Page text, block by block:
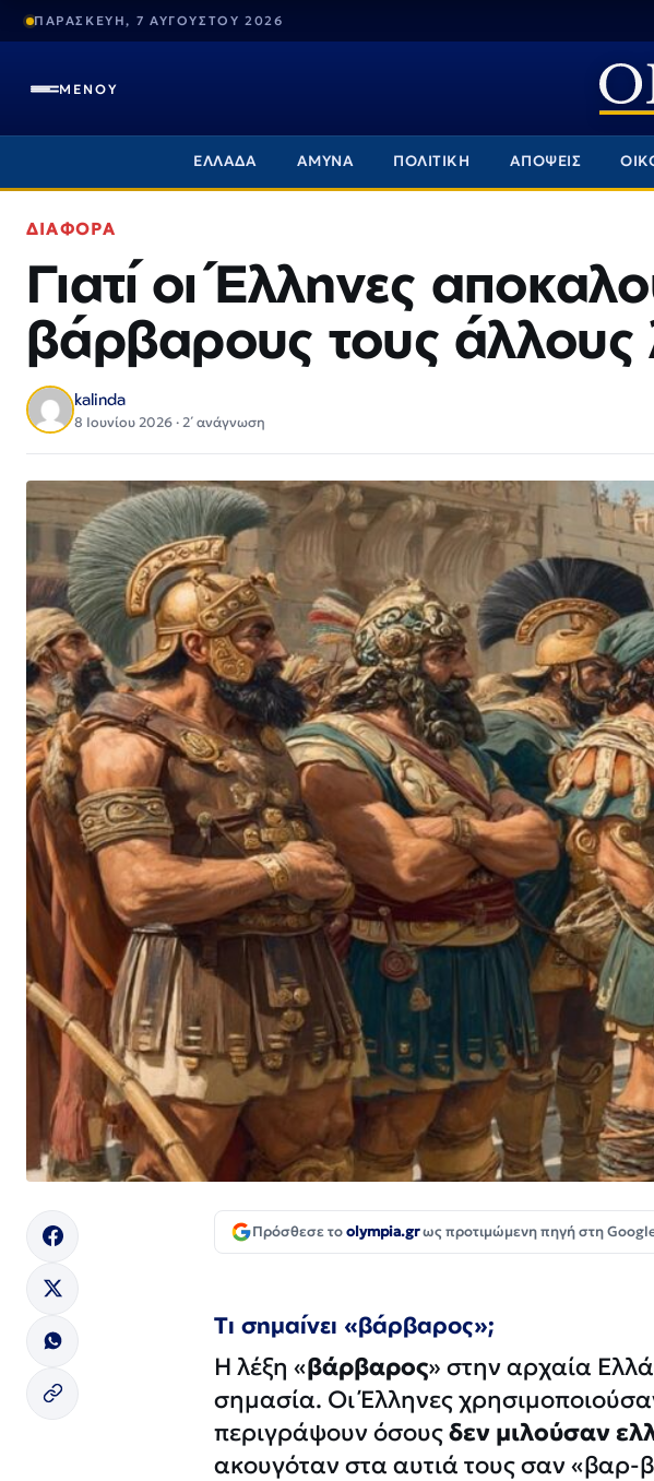
ΠΑΡΑΣΚΕΥΗ, 7 ΑΥΓΟΥΣΤΟΥ 2026
ΜΕΝΟΥ
ΕΛΛΑΔΑ ΑΜΥΝΑ ΠΟΛΙΤΙΚΗ ΑΠΟΨΕΙΣ
ΔΙΑΦΟΡΑ
Γιατί οι Έλληνες
βάρβαρους τους άλλους
kalinda
8 Ιουνίου 2026 · 2΄ ανάγνωση
Πρόσθεσε τοolympia.grως προτιμώμενη πηγή στη
Τι σημαίνει «βάρβαρος»;
Η λέξη «βάρβαρος» στην αρχαία
σημασία. Οι Έλληνες
περιγράψουν όσουςδεν μιλούσαν
ακουγόταν στα αυτιά τους σαν «βαρ-